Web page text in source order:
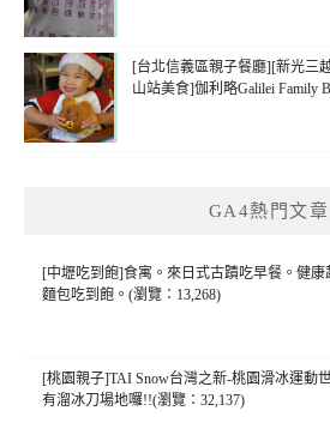
[台北信義區親子餐廳][新光三
山站美食]伽利略Galilei Family
GA4熱門文章
[中壢吃到飽]食寓。來日式古蹟吃早餐。健康
麵包吃到飽。(瀏覽：13,268)
[桃園親子]TAI Snow台灣之新-桃園滑冰運動
有溜冰刀場地囉!!(瀏覽：32,137)